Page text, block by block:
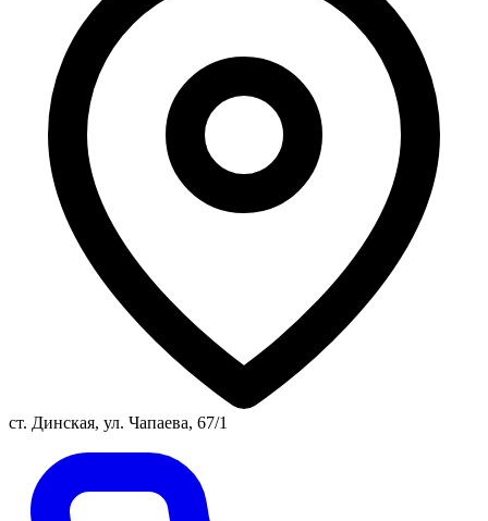
ст. Динская, ул. Чапаева, 67/1